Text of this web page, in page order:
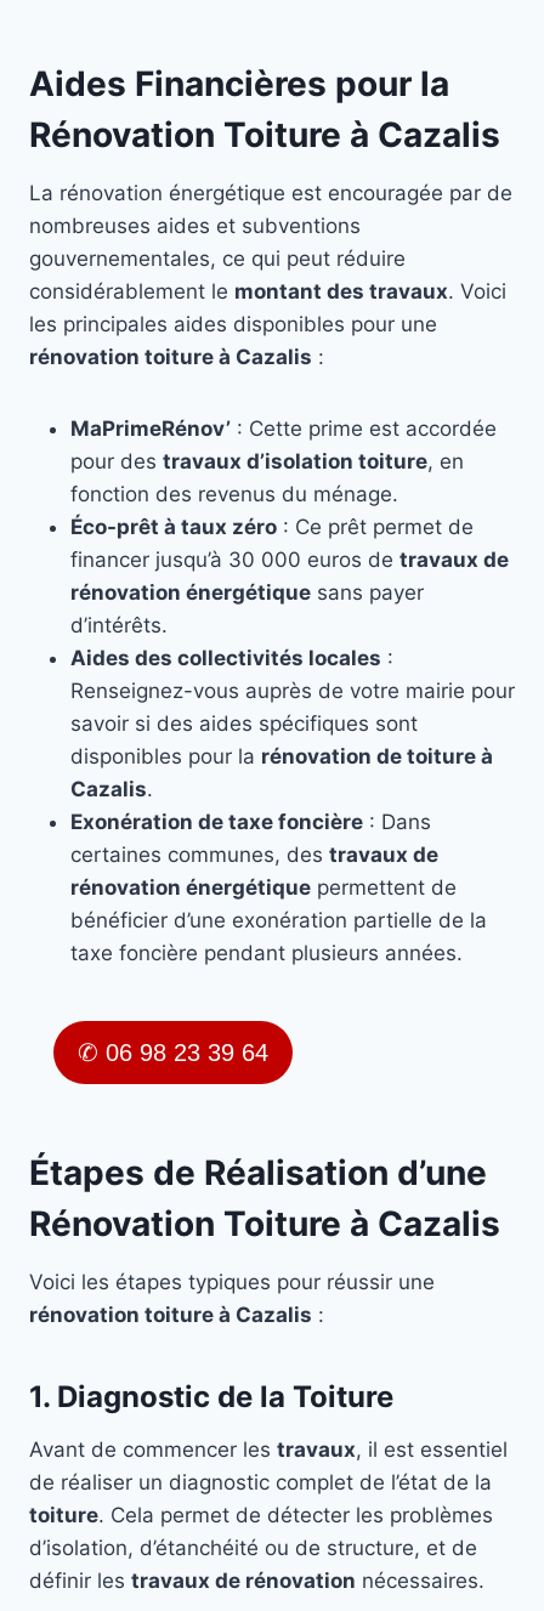
Aides Financières pour la
Rénovation Toiture à Cazalis
La rénovation énergétique est encouragée par de
nombreuses aides et subventions
gouvernementales, ce qui peut réduire
considérablement le montant des travaux. Voici
les principales aides disponibles pour une
rénovation toiture à Cazalis :
MaPrimeRénov’ : Cette prime est accordée
pour des travaux d’isolation toiture, en
fonction des revenus du ménage.
Éco-prêt à taux zéro : Ce prêt permet de
financer jusqu’à 30 000 euros de travaux de
rénovation énergétique sans payer
d’intérêts.
Aides des collectivités locales :
Renseignez-vous auprès de votre mairie pour
savoir si des aides spécifiques sont
disponibles pour la rénovation de toiture à
Cazalis.
Exonération de taxe foncière : Dans
certaines communes, des travaux de
rénovation énergétique permettent de
bénéficier d’une exonération partielle de la
taxe foncière pendant plusieurs années.
✆ 06 98 23 39 64
Étapes de Réalisation d’une
Rénovation Toiture à Cazalis
Voici les étapes typiques pour réussir une
rénovation toiture à Cazalis :
1. Diagnostic de la Toiture
Avant de commencer les travaux, il est essentiel
de réaliser un diagnostic complet de l’état de la
toiture. Cela permet de détecter les problèmes
d’isolation, d’étanchéité ou de structure, et de
définir les travaux de rénovation nécessaires.